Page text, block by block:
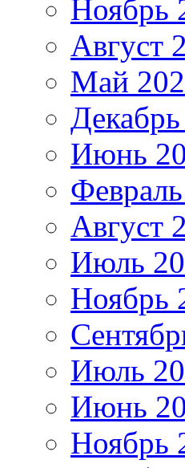
Ноябрь
Август
Май
Июнь
Август
Июль
Ноябрь
Июль
Июнь
Ноябрь